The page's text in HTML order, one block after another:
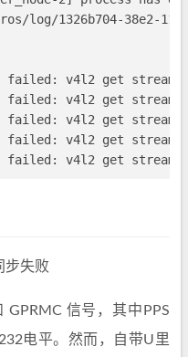
1326b704-38e2-
failed: v4l2 get stream
failed: v4l2 get stream
failed: v4l2 get stream
failed: v4l2 get stream
failed: v4l2 get stream
步失败
GPRMC 信号，其中PPS
电平。然而，自带U里